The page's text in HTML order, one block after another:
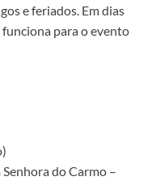
e feriados. Em dias
funciona para o evento
do Carmo –